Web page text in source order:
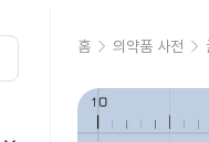
홈 의약품 사전